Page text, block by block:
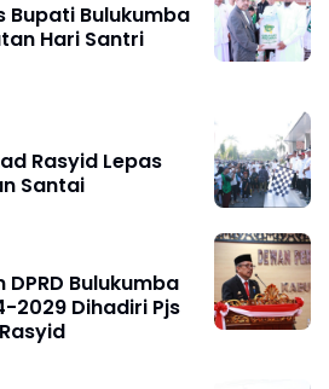
Bupati Bulukumba
Hari Santri
Rasyid Lepas
Santai
Bulukumba
2029 Dihadiri Pjs